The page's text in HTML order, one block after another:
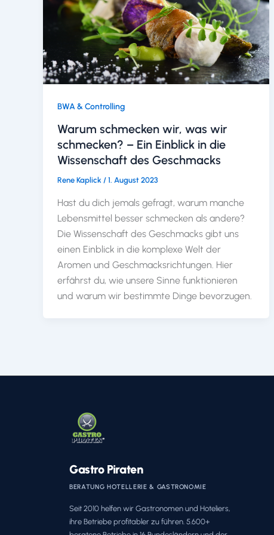
BWA & Controlling
Warum schmecken wir, was wir
schmecken? – Ein Einblick in die
Wissenschaft des Geschmacks
Rene Kaplick / 1. August 2023
Hast du dich jemals gefragt, warum manche
Lebensmittel besser schmecken als andere?
Die Wissenschaft des Geschmacks gibt uns
einen Einblick in die komplexe Welt der
Aromen und Geschmacksrichtungen. Hier
erfährst du, wie unsere Sinne funktionieren
und warum wir bestimmte Dinge bevorzugen.
Gastro Piraten
BERATUNG HOTELLERIE & GASTRONOMIE
Seit 2010 helfen wir Gastronomen und Hoteliers,
ihre Betriebe profitabler zu führen. 5.600+